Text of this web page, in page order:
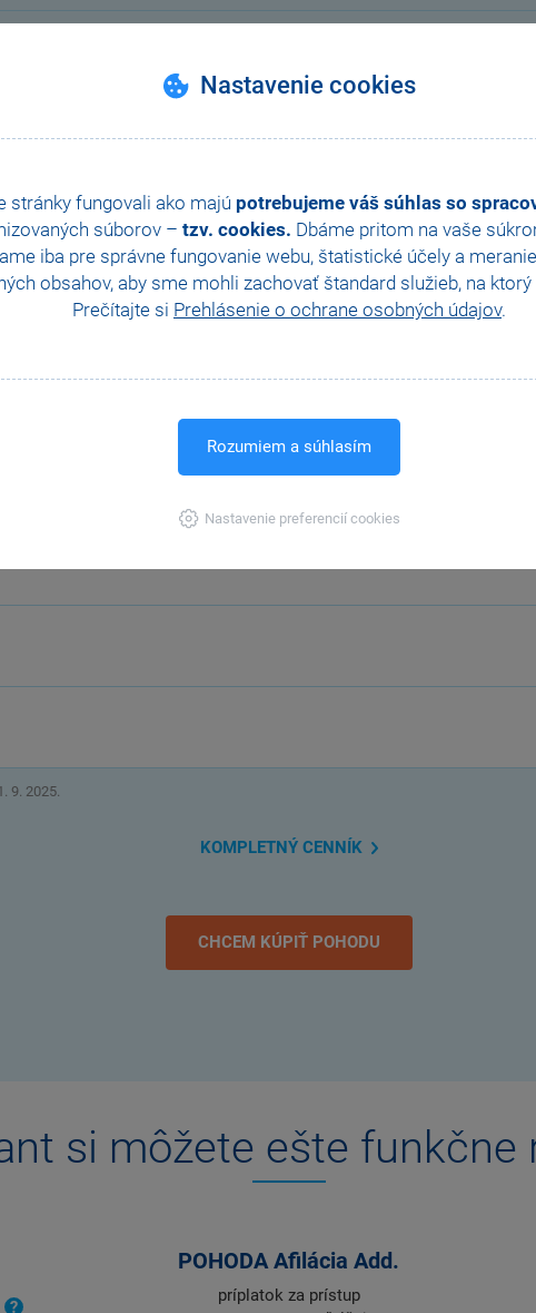
Nastavenie cookies
stránky fungovali ako majú potrebujeme váš súhlas so
súborov – tzv. cookies. Dbáme pritom na vaše
iba pre správne fungovanie webu, štatistické účely a
obsahov, aby sme mohli zachovať štandard služieb, na ktorý
Prečítajte si Prehlásenie o ochrane osobných údajov.
Rozumiem a súhlasím
Nastavenie preferencií cookies
Cenník
9. 2025.
KOMPLETNÝ CENNÍK
CHCEM KÚPIŤ POHODU
si môžete ešte funkčne
POHODA Afilácia Add.
príplatok za prístup